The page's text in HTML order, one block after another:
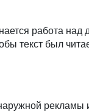
работа
текст был
рекламы